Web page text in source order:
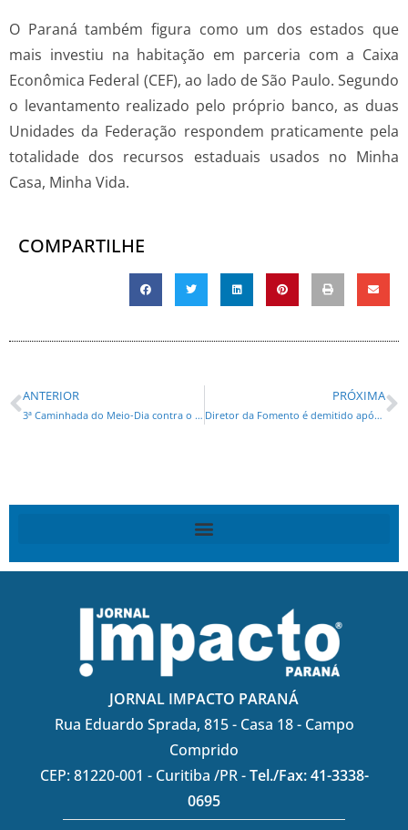
O Paraná também figura como um dos estados que
mais investiu na habitação em parceria com a Caixa
Econômica Federal (CEF), ao lado de São Paulo. Segundo
o levantamento realizado pelo próprio banco, as duas
Unidades da Federação respondem praticamente pela
totalidade dos recursos estaduais usados no Minha
Casa, Minha Vida.
COMPARTILHE
ANTERIOR
3ª Caminhada do Meio-Dia contra o Feminicídio mobiliza parlamentares em todo o estado
PRÓXIMA
Diretor da Fomento é demitido após troca de insultos com presidente
JORNAL IMPACTO PARANÁ
Rua Eduardo Sprada, 815 - Casa 18 - Campo
Comprido
CEP: 81220-001 - Curitiba /PR -Tel./Fax: 41-3338-
0695